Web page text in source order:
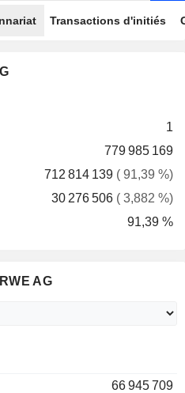
Transactions d'initiés
1
779 985 169
712 814 139 ( 91,39 %)
30 276 506 ( 3,882 %)
91,39 %
AG
66 945 709